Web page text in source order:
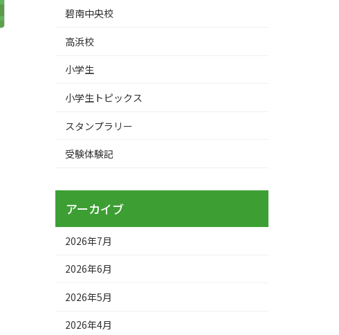
碧南中央校
高浜校
小学生
小学生トピックス
スタンプラリー
受験体験記
アーカイブ
2026年7月
2026年6月
2026年5月
2026年4月